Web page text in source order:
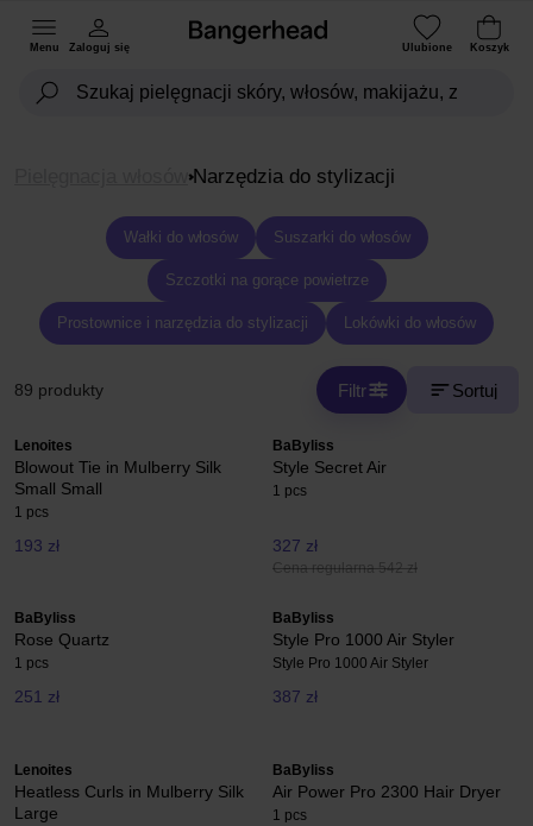
Menu Zaloguj się Ulubione Koszyk
Narzędzia do stylizacji
Wałki do włosów Suszarki do włosów
Szczotki na gorące powietrze
Prostownice i narzędzia do stylizacji Lokówki do włosów
89 produkty Filtr Sortuj
Lenoites
Blowout Tie in Mulberry Silk
Small Small
1 pcs
193 zł
BaByliss
Style Secret Air
1 pcs
327 zł
Cena regularna 542 zł
BaByliss
Rose Quartz
1 pcs
251 zł
BaByliss
Style Pro 1000 Air Styler
Style Pro 1000 Air Styler
387 zł
Lenoites
Heatless Curls in Mulberry Silk
Large
BaByliss
Air Power Pro 2300 Hair Dryer
1 pcs